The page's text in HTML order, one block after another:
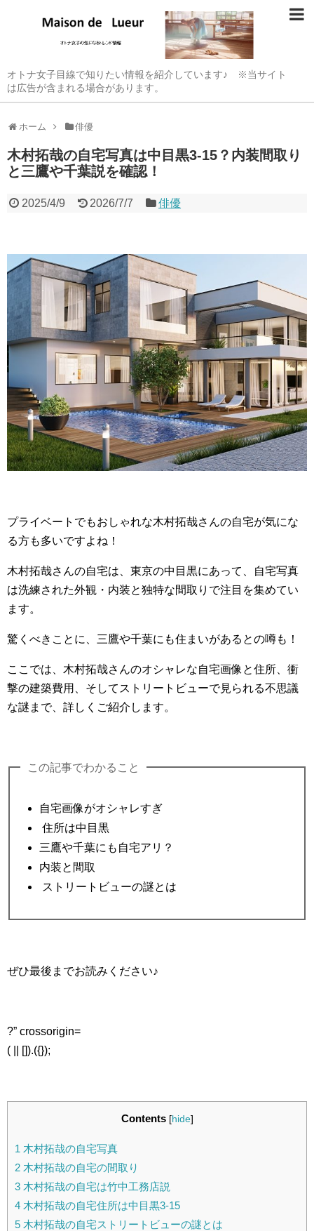
オトナ女子目線で知りたい情報を紹介しています♪ ※当サイト
は広告が含まれる場合があります。
ホーム 俳優
木村拓哉の自宅写真は中目黒3-15？内装間取り
と三鷹や千葉説を確認！
2025/4/9 2026/7/7 俳優
プライベートでもおしゃれな木村拓哉さんの自宅が気にな
る方も多いですよね！
木村拓哉さんの自宅は、東京の中目黒にあって、自宅写真
は洗練された外観・内装と独特な間取りで注目を集めてい
ます。
驚くべきことに、三鷹や千葉にも住まいがあるとの噂も！
ここでは、木村拓哉さんのオシャレな自宅画像と住所、衝
撃の建築費用、そしてストリートビューで見られる不思議
な謎まで、詳しくご紹介します。
この記事でわかること
自宅画像がオシャレすぎ
住所は中目黒
三鷹や千葉にも自宅アリ？
内装と間取
ストリートビューの謎とは
ぜひ最後までお読みください♪
?” crossorigin=
( || []).({});
Contents [hide]
1 木村拓哉の自宅写真
2 木村拓哉の自宅の間取り
3 木村拓哉の自宅は竹中工務店説
4 木村拓哉の自宅住所は中目黒3-15
5 木村拓哉の自宅ストリートビューの謎とは